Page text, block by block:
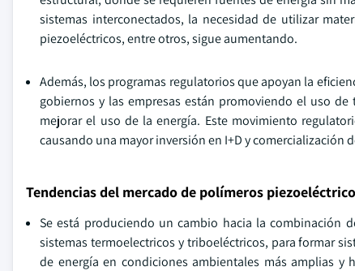
sistemas interconectados, la necesidad de utilizar
piezoeléctricos, entre otros, sigue aumentando.
Además, los programas regulatorios que apoyan la
gobiernos y las empresas están promoviendo el uso
mejorar el uso de la energía. Este movimiento
causando una mayor inversión en I+D y comercialización
Tendencias del mercado de polímeros
Se está produciendo un cambio hacia la combinación
sistemas termoelectricos y triboeléctricos, para formar
de energía en condiciones ambientales más amplias y